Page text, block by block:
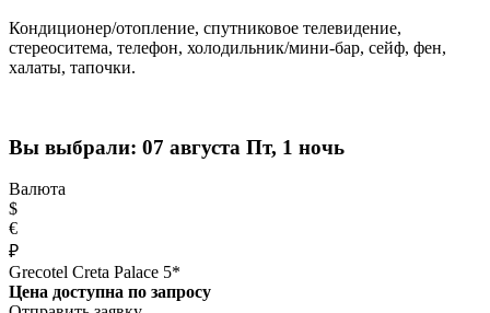
Кондиционер/отопление, спутниковое телевидение,
стереоситема, телефон, холодильник/мини-бар, сейф, фен,
халаты, тапочки.
Вы выбрали: 07 августа Пт, 1 ночь
Валюта
$
€
₽
Grecotel Creta Palace 5*
Цена доступна по запросу